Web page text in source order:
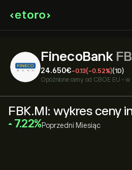
FinecoBank
24.650‎€‎-0.13(-0.52%)(1D)
Opóźnione ceny od CBOE EU • w
FBK.MI: wykres ceny
‎7.22‎ Poprzedni Miesiąc